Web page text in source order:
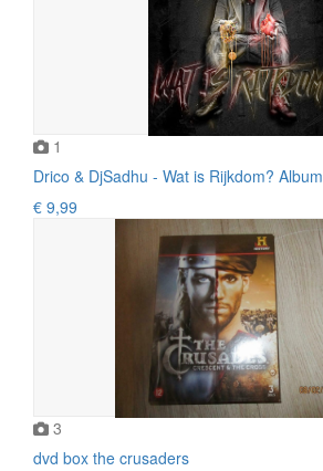
1
Drico & DjSadhu - Wat is Rijkdom? Album
€ 9,99
3
dvd box the crusaders